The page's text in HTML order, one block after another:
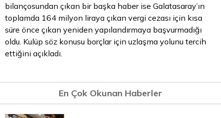
bilançosundan çıkan bir başka haber ise Galatasaray’ın
toplamda 164 milyon liraya çıkan vergi cezası için kısa
süre önce çıkan yeniden yapılandırmaya başvurmadığı
oldu. Kulüp söz konusu borçlar için uzlaşma yolunu tercih
ettiğini açıkladı.
En Çok Okunan Haberler